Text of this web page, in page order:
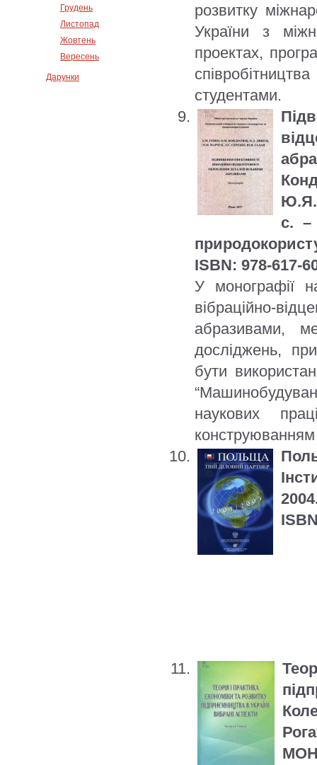
Грудень
Листопад
Жовтень
Вересень
Дарунки
розвитку
України з
проектах,
студентами.
Ю.Я.
с. –
ISBN: 978-617-
У монографії
вібраційно-
абразивами,
досліджень,
бути
наукових
конструюванням
МОН